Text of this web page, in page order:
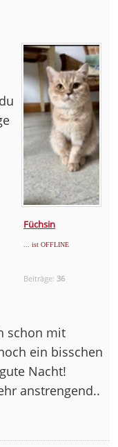
Füchsin
... ist OFFLINE
Beiträge:36
schon mit
ein bisschen
Nacht!
anstrengend..